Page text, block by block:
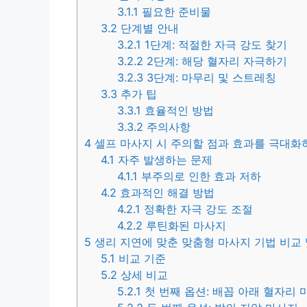
3.1.1 필요한 준비물
3.2 단계별 안내
3.2.1 1단계: 적절한 자극 강도 찾기
3.2.2 2단계: 해당 혈자리 자극하기
3.2.3 3단계: 마무리 및 스트레칭
3.3 추가 팁
3.3.1 효율적인 방법
3.3.2 주의사항
4 셀프 마사지 시 주의할 점과 효과를 극대화
4.1 자주 발생하는 문제
4.1.1 부주의로 인한 효과 저하
4.2 효과적인 해결 방법
4.2.1 정확한 자극 강도 조절
4.2.2 루틴화된 마사지
5 생리 지연에 맞춘 맞춤형 마사지 기법 비교
5.1 비교 기준
5.2 상세 비교
5.2.1 첫 번째 옵션: 배꼽 아래 혈자리